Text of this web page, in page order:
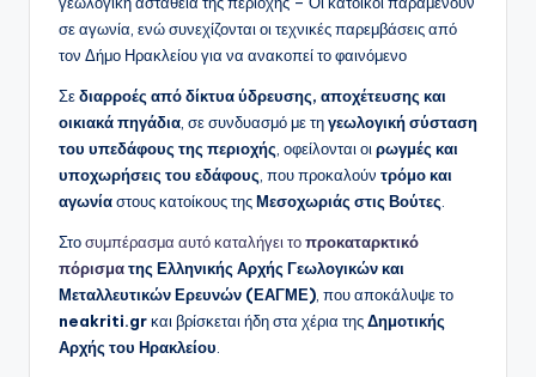
σε αγωνία, ενώ συνεχίζονται οι τεχνικές παρεμβάσεις από
τον Δήμο Ηρακλείου για να ανακοπεί το φαινόμενο
Σεδιαρροές από δίκτυα ύδρευσης, αποχέτευσης και
οικιακά πηγάδια , σε συνδυασμό με τηγεωλογική σύσταση
του υπεδάφους της περιοχής , οφείλονται οι ρωγμές και
υποχωρήσεις του εδάφους , που προκαλούν τρόμο και
αγωνίαστους κατοίκους τηςΜεσοχωριάς στις Βούτες
Στοσυμπέρασμα αυτό καταλήγει τοπροκαταρκτικό
πόρισματης Ελληνικής Αρχής Γεωλογικών και
Μεταλλευτικών Ερευνών (ΕΑΓΜΕ) , που αποκάλυψε το
neakriti.grκαι βρίσκεται ήδη στα χέρια τηςΔημοτικής
Αρχής του Ηρακλείου